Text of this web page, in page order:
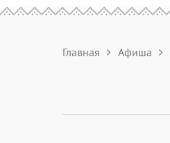
Главная Афиша